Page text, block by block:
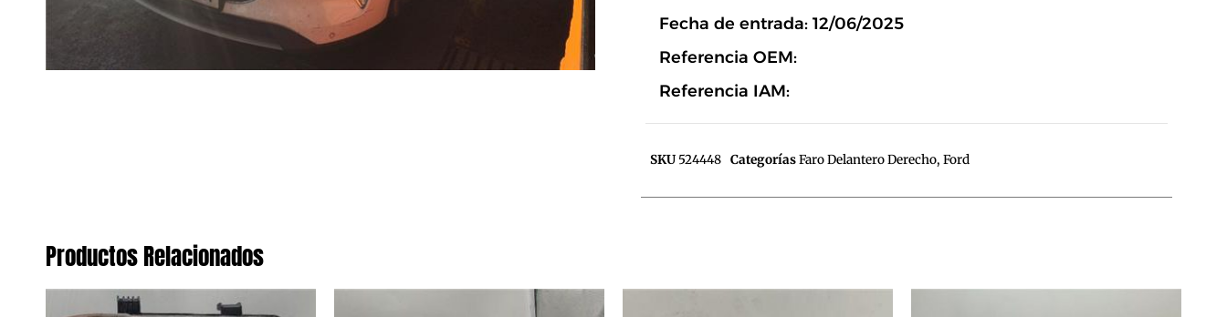
Fecha de entrada: 12/06/2025
Referencia OEM:
Referencia IAM:
SKU 524448 CategoríasFaro Delantero Derecho, Ford
Productos Relacionados